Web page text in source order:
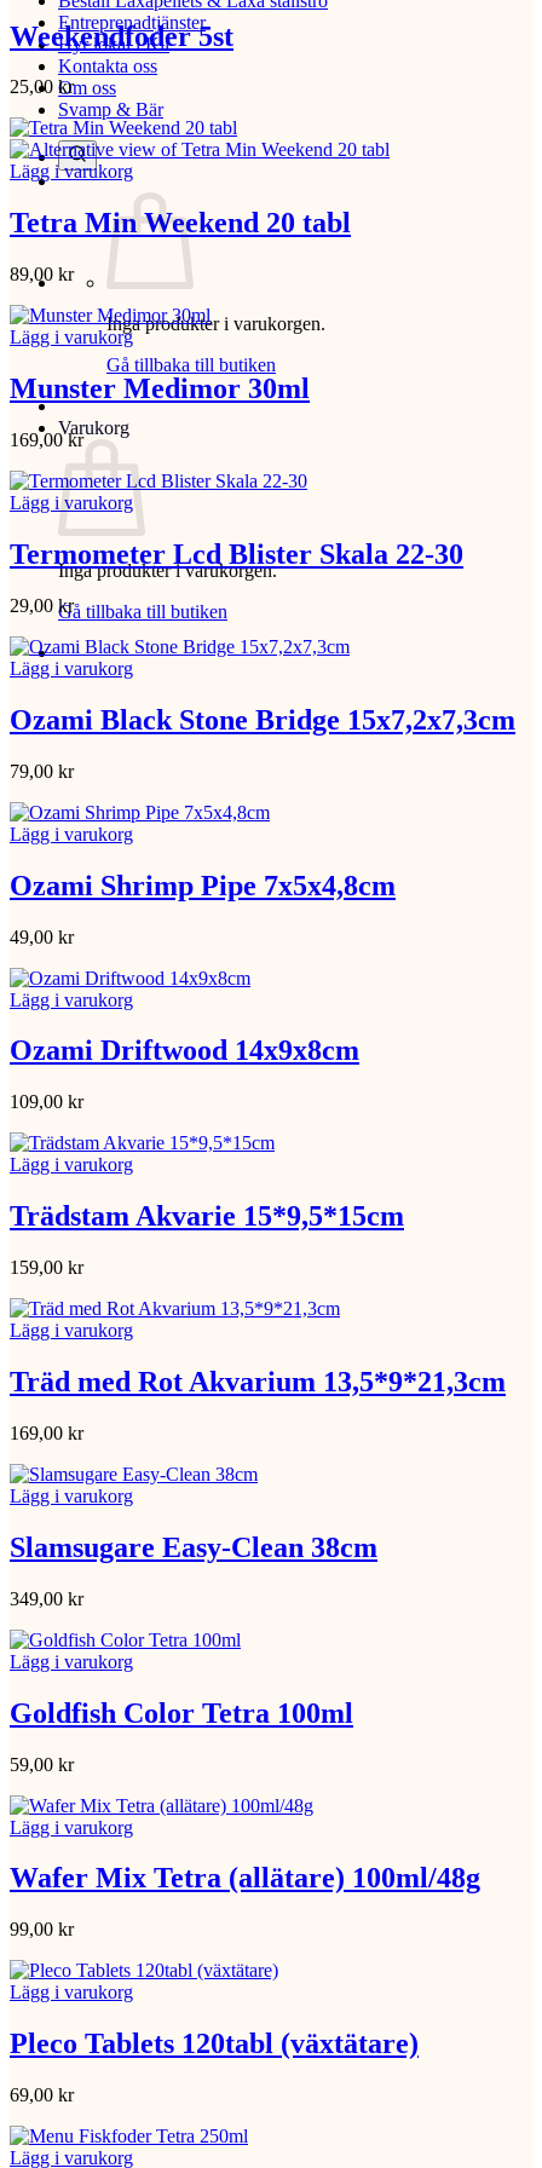
Entreprenadtjänster
Hyr lokal i Kil
Kontakta oss
Om oss
Svamp & Bär
Inga produkter i varukorgen.
Gå tillbaka till butiken
Varukorg
Inga produkter i varukorgen.
Gå tillbaka till butiken
Weekendfoder 5st
25,00 kr
Lägg i varukorg
Tetra Min Weekend 20 tabl
89,00 kr
Lägg i varukorg
Munster Medimor 30ml
169,00kr
Lägg i varukorg
Termometer Lcd Blister Skala 22-30
29,00 kr
Lägg i varukorg
Ozami Black Stone Bridge 15x7,2x7,3cm
79,00 kr
Lägg i varukorg
Ozami Shrimp Pipe 7x5x4,8cm
49,00 kr
Lägg i varukorg
Ozami Driftwood 14x9x8cm
109,00 kr
Lägg i varukorg
Trädstam Akvarie 15*9,5*15cm
159,00 kr
Lägg i varukorg
Träd med Rot Akvarium 13,5*9*21,3cm
169,00 kr
Lägg i varukorg
Slamsugare Easy-Clean 38cm
349,00 kr
Lägg i varukorg
Goldfish Color Tetra 100ml
59,00 kr
Lägg i varukorg
Wafer Mix Tetra (allätare) 100ml/48g
99,00 kr
Lägg i varukorg
Pleco Tablets 120tabl (växtätare)
69,00 kr
Lägg i varukorg